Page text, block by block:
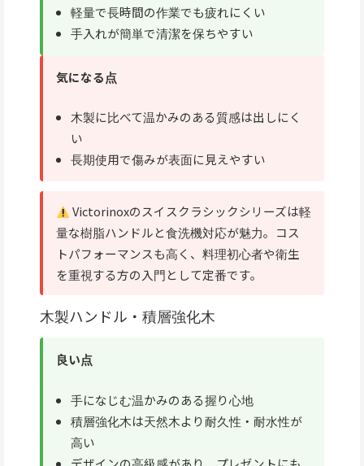
軽量で長時間の作業でも疲れにくい
手入れが簡単で清潔を保ちやすい
気になる点
木製に比べて温かみのある質感は出しにく
い
長期使用で傷みが表面に見えやすい
Victorinoxのスイスクラシックシリーズは軽
量な樹脂ハンドルと食洗機対応が魅力。コス
トパフォーマンスも高く、料理初心者や衛生
を重視する方の入門として定番です。
木製ハンドル・積層強化木
良い点
手になじむ温かみのある握り心地
積層強化木は天然木より耐久性・耐水性が
高い